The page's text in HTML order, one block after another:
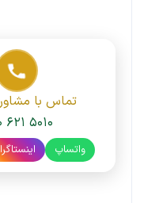
تماس با
۰۹۱۰ ۶۲۱
واتساپ